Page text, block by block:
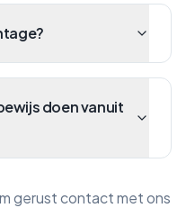
doen vanuit
gerust contact met ons